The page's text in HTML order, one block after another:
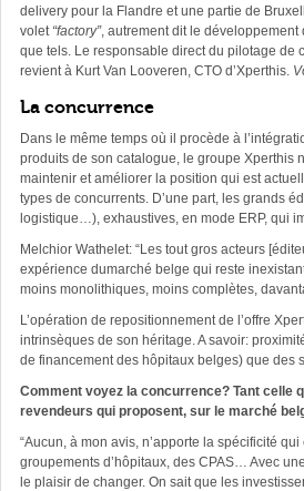
delivery pour la Flandre et une partie de
volet “factory”, autrement dit le développement
que tels. Le responsable direct du pilotage de
revient à Kurt Van Looveren, CTO d’Xperthis.
La concurrence
Dans le même temps où il procède à
produits de son catalogue, le groupe Xperthis
maintenir et améliorer la position qui est
types de concurrents. D’une part, les grands
logistique…), exhaustives, en mode ERP, qui
Melchior Wathelet: “Les tout gros acteurs
expérience dumarché belge qui reste
moins monolithiques, moins complètes,
L’opération de repositionnement de l’offre
intrinsèques de son héritage. A savoir:
de financement des hôpitaux belges) que des
Comment voyez la concurrence? Tant celle
revendeurs qui proposent, sur le marché
“Aucun, à mon avis, n’apporte la spécificité
groupements d’hôpitaux, des CPAS… Avec
le plaisir de changer. On sait que les